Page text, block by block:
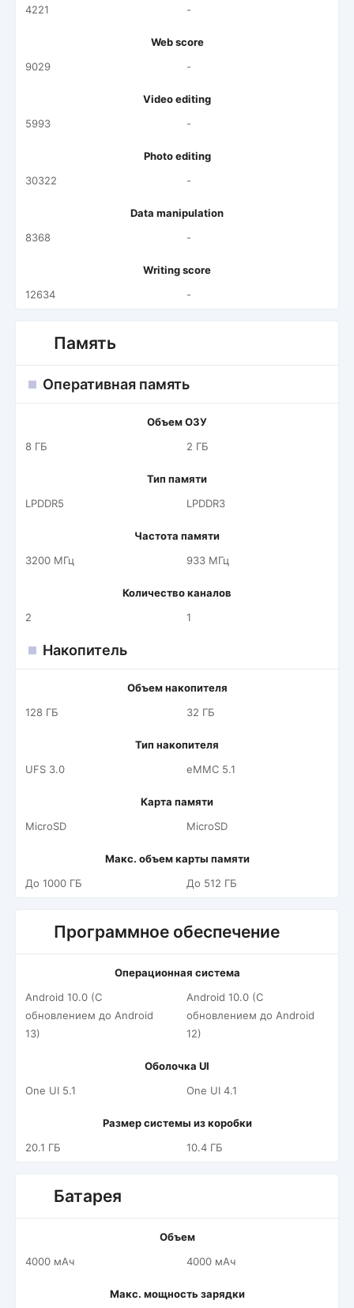
4221
-
Web score
9029
-
Video editing
5993
-
Photo editing
30322
-
Data manipulation
8368
-
Writing score
12634
-
Память
Оперативная память
Объем ОЗУ
8 ГБ
2 ГБ
Тип памяти
LPDDR5
LPDDR3
Частота памяти
3200 МГц
933 МГц
Количество каналов
2
1
Накопитель
Объем накопителя
128 ГБ
32 ГБ
Тип накопителя
UFS 3.0
eMMC 5.1
Карта памяти
MicroSD
MicroSD
Макс. объем карты памяти
До 1000 ГБ
До 512 ГБ
Программное обеспечение
Операционная система
Android 10.0 (С
обновлением до Android
13)
Android 10.0 (С
обновлением до Android
12)
Оболочка UI
One UI 5.1
One UI 4.1
Размер системы из коробки
20.1 ГБ
10.4 ГБ
Батарея
Объем
4000 мАч
4000 мАч
Макс. мощность зарядки